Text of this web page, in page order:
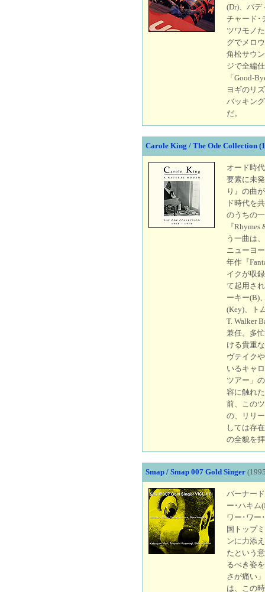
(Dr)、バデ
チャード･
ツワモノ
グでメロ
角松サウ
ジで全編
「Good-
ヨギのリ
バッキン
だ。
Carole King / The Ode Collection
オード時
要素に未
り』の曲
ド時代を
のうちの
『
う一曲は
ニューヨ
年作『
イクが収
て起用さ
ーキー(B)
(Key)、ト
T. Walker
兼任。多
ける貴重
ヴテイク
いるキャ
ツアー」
容に触れ
前、この
の、リリ
しては存
の全貌を
Smap / Smap 007 Gold Singer
バーナー
ー･ハキム
ワー･ワー
国トップ
ンに力添
たという
るべき姿
さが痛い
は、この